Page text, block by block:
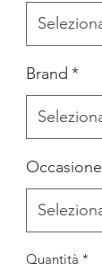
Brand *
Occasione
Quantità *